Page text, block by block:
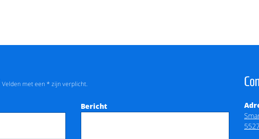
Velden met een * zijn verplicht.
Bericht